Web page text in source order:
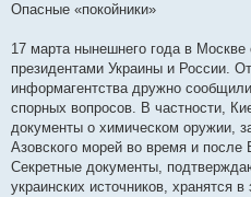
Опасные «покойники»
17 марта нынешнего года в
президентами Украины и России.
информагентства дружно
спорных вопросов. В частности,
документы о химическом оружии,
Азовского морей во время и после
Секретные документы,
украинских источников, хранятся